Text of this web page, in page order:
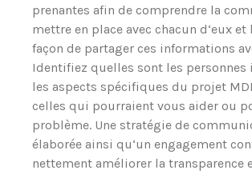
prenantes afin de comprendre la
mettre en place avec chacun d‘eux
façon de partager ces informations
Identifiez quelles sont les personnes
les aspects spécifiques du projet
celles qui pourraient vous aider ou
problème. Une stratégie de
élaborée ainsi qu‘un engagement
nettement améliorer la transparence